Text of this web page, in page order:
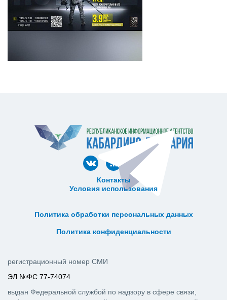
Контакты
Условия использования
Политика обработки персональных данных
Политика конфиденциальности
регистрационный номер СМИ
ЭЛ №ФС 77-74074
выдан Федеральной службой по надзору в сфере связи,